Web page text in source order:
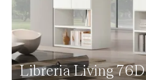
Libreria Living 76D